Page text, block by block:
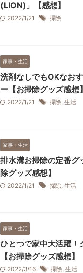
(LION)」【感想】
2022/1/21 掃除
家事・生活
洗剤なしでもOKなお
ー【お掃除グッズ感想】
2022/1/21 掃除 生活
家事・生活
排水溝お掃除の定番グ
除グッズ感想】
2022/1/21 掃除 生活
家事・生活
ひとつで家中大活躍！
【お掃除グッズ感想】
2022/3/16 掃除 生活